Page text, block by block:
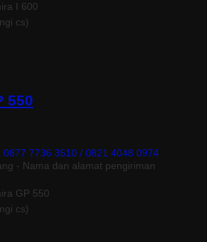
I 600
cs)
550
0877 7736 3510 / 0821 4048 0974
- Nama dan alamat pengiriman
GP 550
cs)